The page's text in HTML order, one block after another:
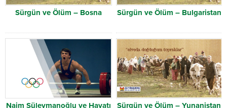
Sürgün ve Ölüm – Bosna Sürgün ve Ölüm – Bulgaristan
Naim Süleymanoğlu ve Hayatı Sürgün ve Ölüm – Yunanistan